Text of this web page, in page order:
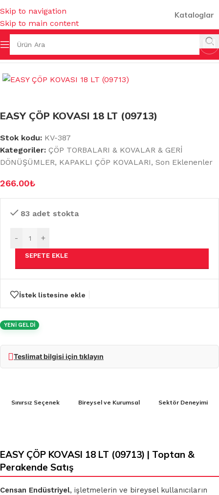
Skip to navigation
Skip to main content
Kataloglar
& GERİ DÖNÜŞÜMLER KAPAKLI ÇÖP KOVALARI
EASY ÇÖP KOVASI 18 LT (09713)
Stok kodu: KV-387
Kategoriler: ÇÖP TORBALARI & KOVALAR & GERİ
DÖNÜŞÜMLER, KAPAKLI ÇÖP KOVALARI, Son Eklenenler
266.00₺
83 adet stokta
- +
SEPETE EKLE
İstek listesine ekle
YENİ GELDİ
Teslimat bilgisi için tıklayın
Sınırsız Seçenek Bireysel ve Kurumsal Sektör Deneyimi
EASY ÇÖP KOVASI 18 LT (09713) | Toptan &
Perakende Satış
Censan Endüstriyel, işletmelerin ve bireysel kullanıcıların